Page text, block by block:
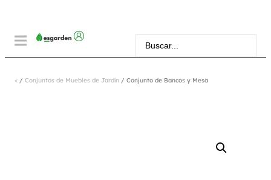
< / Conjuntos de Muebles de Jardín / Conjunto de Bancos y Mesa